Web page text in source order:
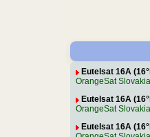
Eutelsat 16A
OrangeSat Slovakia
Eutelsat 16A
OrangeSat Slovakia
Eutelsat 16A